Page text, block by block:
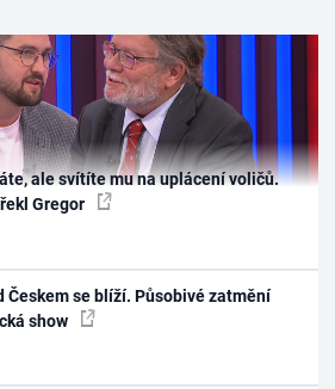
ale svítíte mu na uplácení voličů.
Gregor
Českem se blíží. Působivé zatmění
show